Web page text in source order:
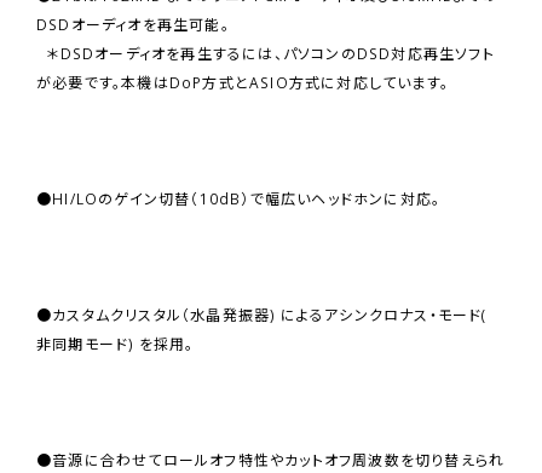
DSDオーディオを再生可能。
＊DSDオーディオを再生するには、パソコンのDSD対応再生ソフト
が必要です。本機はDoP方式とASIO方式に対応しています。
●HI/LOのゲイン切替（10dB）で幅広いヘッドホンに対応。
●カスタムクリスタル（水晶発振器) によるアシンクロナス・モード(
非同期モード) を採用。
●音源に合わせてロールオフ特性やカットオフ周波数を切り替えられ